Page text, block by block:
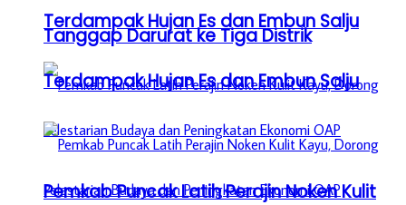
Terdampak Hujan Es dan Embun Salju
Pemkab Puncak Latih Perajin Noken Kulit
Tanggap Darurat ke Tiga Distrik
Terdampak Hujan Es dan Embun Salju